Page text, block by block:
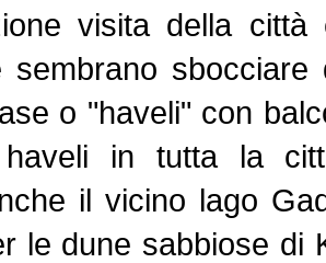
visita della
sembrano
o "haveli" con
haveli in tutta la
il vicino lago
le dune sabbiose di